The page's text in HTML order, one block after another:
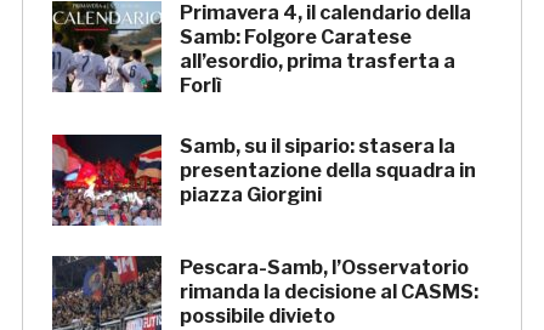
Primavera 4, il calendario della
Samb: Folgore Caratese
all’esordio, prima trasferta a
Forlì
Samb, su il sipario: stasera la
presentazione della squadra in
piazza Giorgini
Pescara-Samb, l’Osservatorio
rimanda la decisione al CASMS:
possibile divieto